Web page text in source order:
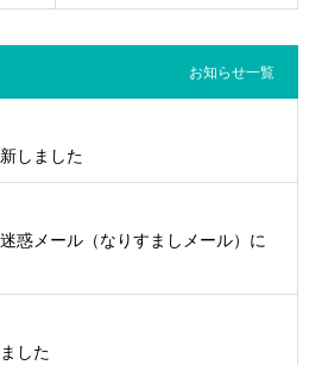
お知らせ一覧
しました
惑メール（なりすましメール）に
した